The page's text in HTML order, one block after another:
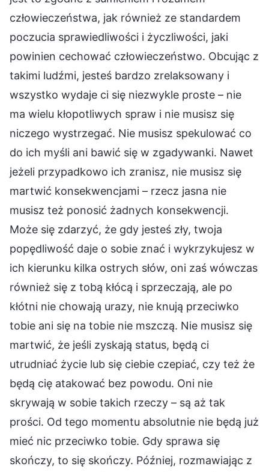
człowieczeństwa, jak również ze standardem
poczucia sprawiedliwości i życzliwości, jaki
powinien cechować człowieczeństwo. Obcując z
takimi ludźmi, jesteś bardzo zrelaksowany i
wszystko wydaje ci się niezwykle proste – nie
ma wielu kłopotliwych spraw i nie musisz się
niczego wystrzegać. Nie musisz spekulować co
do ich myśli ani bawić się w zgadywanki. Nawet
jeżeli przypadkowo ich zranisz, nie musisz się
martwić konsekwencjami – rzecz jasna nie
musisz też ponosić żadnych konsekwencji.
Może się zdarzyć, że gdy jesteś zły, twoja
popędliwość daje o sobie znać i wykrzykujesz w
ich kierunku kilka ostrych słów, oni zaś wówczas
również się z tobą kłócą i sprzeczają, ale po
kłótni nie chowają urazy, nie knują przeciwko
tobie ani się na tobie nie mszczą. Nie musisz się
martwić, że jeśli zyskają status, będą ci
utrudniać życie lub się ciebie czepiać, czy też że
będą cię atakować bez powodu. Oni nie
skrywają w sobie takich rzeczy – są aż tak
prości. Od tego momentu absolutnie nie będą już
mieć nic przeciwko tobie. Gdy sprawa się
skończy, to się skończy. Później, rozmawiając z